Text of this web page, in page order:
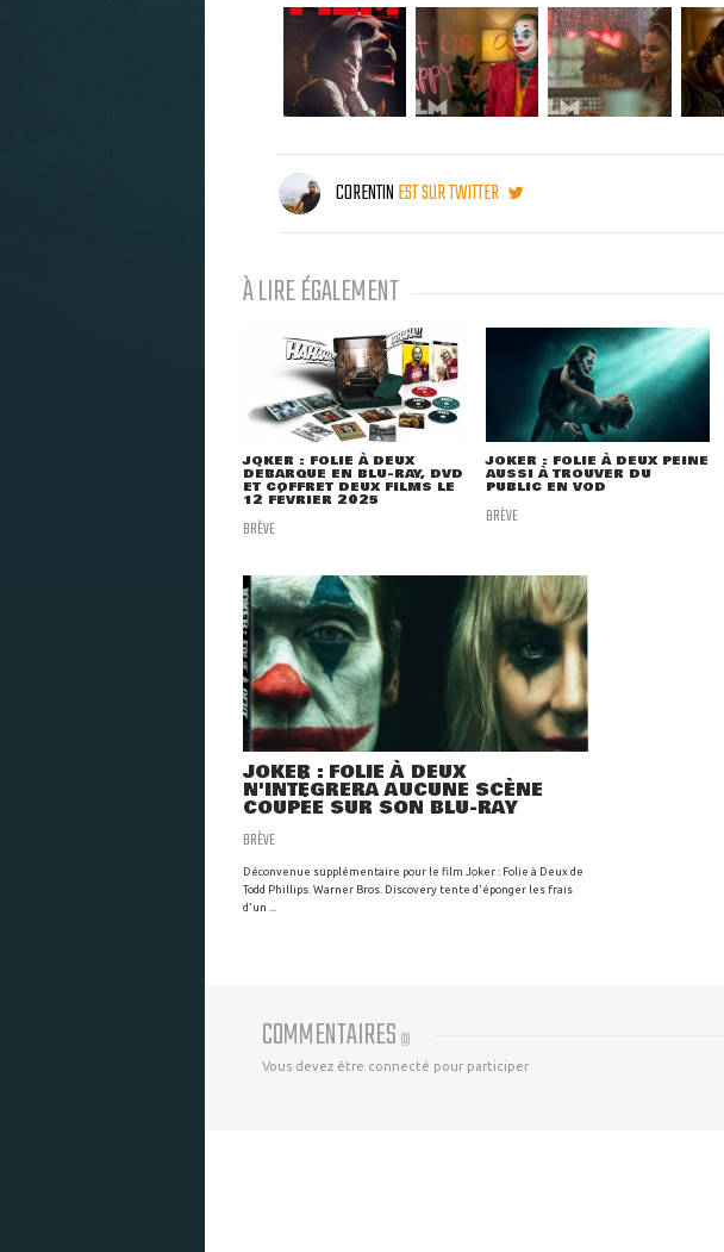
CORENTINEST SUR TWITTER
À LIRE ÉGALEMENT
JOKER : FOLIE À DEUX
DÉBARQUE EN BLU-RAY, DVD
ET COFFRET DEUX FILMS LE
12 FÉVRIER 2025
BRÈVE
JOKER : FOLIE À DEUX PEINE
AUSSI À TROUVER DU
PUBLIC EN VOD
BRÈVE
JOKER : FOLIE À DEUX
N'INTÉGRERA AUCUNE SCÈNE
COUPÉE SUR SON BLU-RAY
BRÈVE
Déconvenue supplémentaire pour le film Joker : Folie à Deux de
Todd Phillips. Warner Bros. Discovery tente d'éponger les frais
d'un ...
COMMENTAIRES (0)
Vous devez être connecté pour participer